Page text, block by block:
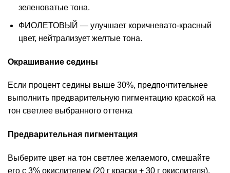
зеленоватые тона.
ФИОЛЕТОВЫЙ — улучшает коричневато-красный
цвет, нейтрализует желтые тона.
Окрашивание седины
Если процент седины выше 30%, предпочтительнее
выполнить предварительную пигментацию краской на
тон светлее выбранного оттенка
Предварительная пигментация
Выберите цвет на тон светлее желаемого, смешайте
его с 3% окислителем (20 г краски + 30 г окислителя).